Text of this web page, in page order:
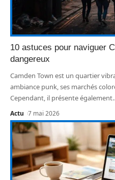
10 astuces pour naviguer
dangereux
Camden Town est un quartier
ambiance punk, ses marchés
Cependant, il présente également
Actu 7 mai 2026